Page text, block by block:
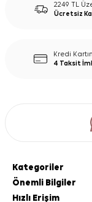
2249 TL
Ücretsiz
Kredi
4 Taksit
Kategoriler
Önemli Bilgiler
Hızlı Erişim